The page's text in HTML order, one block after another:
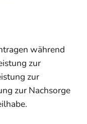
während
zur
zur
zur Nachsorge